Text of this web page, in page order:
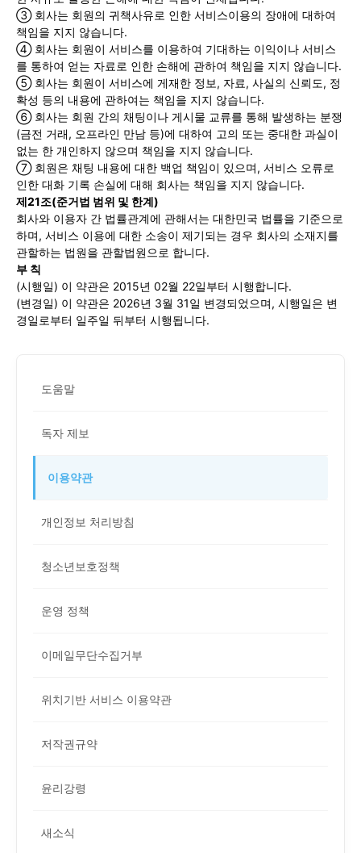
③ 회사는 회원의 귀책사유로 인한 서비스이용의 장애에 대하여
책임을 지지 않습니다.
④ 회사는 회원이 서비스를 이용하여 기대하는 이익이나 서비스
를 통하여 얻는 자료로 인한 손해에 관하여 책임을 지지 않습니다.
⑤ 회사는 회원이 서비스에 게재한 정보, 자료, 사실의 신뢰도, 정
확성 등의 내용에 관하여는 책임을 지지 않습니다.
⑥ 회사는 회원 간의 채팅이나 게시물 교류를 통해 발생하는 분쟁
(금전 거래, 오프라인 만남 등)에 대하여 고의 또는 중대한 과실이
없는 한 개인하지 않으며 책임을 지지 않습니다.
⑦ 회원은 채팅 내용에 대한 백업 책임이 있으며, 서비스 오류로
인한 대화 기록 손실에 대해 회사는 책임을 지지 않습니다.
제21조(준거법 범위 및 한계)
회사와 이용자 간 법률관계에 관해서는 대한민국 법률을 기준으로
하며, 서비스 이용에 대한 소송이 제기되는 경우 회사의 소재지를
관할하는 법원을 관할법원으로 합니다.
부 칙
(시행일) 이 약관은 2015년 02월 22일부터 시행합니다.
(변경일) 이 약관은 2026년 3월 31일 변경되었으며, 시행일은 변
경일로부터 일주일 뒤부터 시행됩니다.
도움말
독자 제보
이용약관
개인정보 처리방침
청소년보호정책
운영 정책
이메일무단수집거부
위치기반 서비스 이용약관
저작권규약
윤리강령
새소식